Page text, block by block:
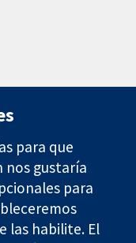
Contacto
Noticias
Prensa
Sobre
para que
nos gustaría
para
las habilite. El